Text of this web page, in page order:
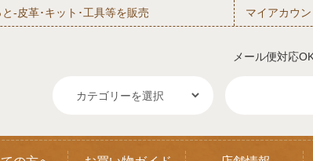
‐皮革･キット･工具等を販売 マイアカウン
メール便対応